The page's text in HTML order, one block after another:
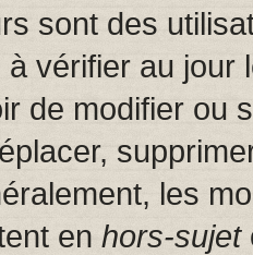
sont des
vérifier au jour
de modifier ou
les
en hors-sujet